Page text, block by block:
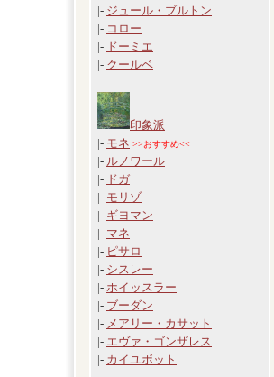
|- ジュール・ブルトン
|- コロー
|- ドーミエ
|- クールベ
印象派
|- モネ >>おすすめ<<
|- ルノワール
|- ドガ
|- モリゾ
|- ギヨマン
|- マネ
|- ピサロ
|- シスレー
|- ホイッスラー
|- ブーダン
|- メアリー・カサット
|- エヴァ・ゴンザレス
|- カイユボット